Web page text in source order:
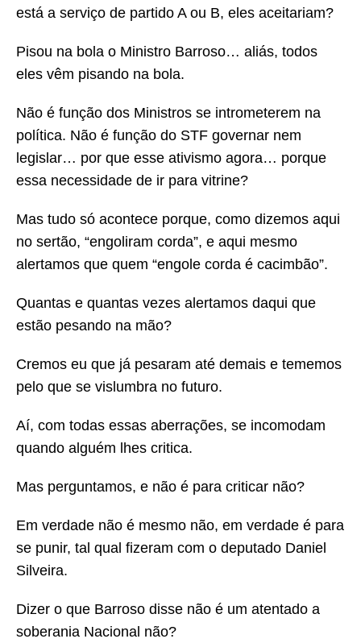
está a serviço de partido A ou B, eles aceitariam?
Pisou na bola o Ministro Barroso… aliás, todos
eles vêm pisando na bola.
Não é função dos Ministros se intrometerem na
política. Não é função do STF governar nem
legislar… por que esse ativismo agora… porque
essa necessidade de ir para vitrine?
Mas tudo só acontece porque, como dizemos aqui
no sertão, “engoliram corda”, e aqui mesmo
alertamos que quem “engole corda é cacimbão”.
Quantas e quantas vezes alertamos daqui que
estão pesando na mão?
Cremos eu que já pesaram até demais e tememos
pelo que se vislumbra no futuro.
Aí, com todas essas aberrações, se incomodam
quando alguém lhes critica.
Mas perguntamos, e não é para criticar não?
Em verdade não é mesmo não, em verdade é para
se punir, tal qual fizeram com o deputado Daniel
Silveira.
Dizer o que Barroso disse não é um atentado a
soberania Nacional não?